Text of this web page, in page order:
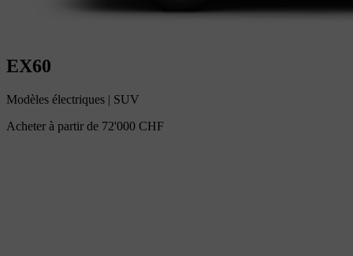
EX60
Modèles électriques | SUV
Acheter à partir de 72'000 CHF